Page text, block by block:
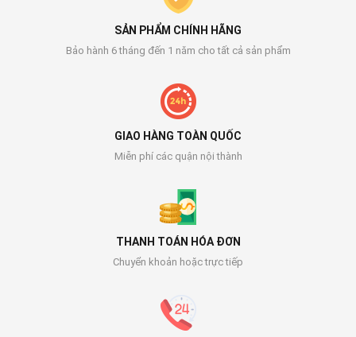
SẢN PHẨM CHÍNH HÃNG
Bảo hành 6 tháng đến 1 năm cho tất cả sản phẩm
GIAO HÀNG TOÀN QUỐC
Miễn phí các quận nội thành
THANH TOÁN HÓA ĐƠN
Chuyển khoản hoặc trực tiếp